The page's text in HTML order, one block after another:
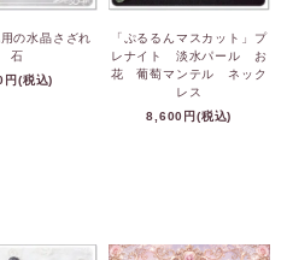
の水晶さざれ
石
円(税込)
「ぷるるんマスカット」プ
レナイト 淡水パール お
花 葡萄マンテル ネック
レス
8,600円(税込)